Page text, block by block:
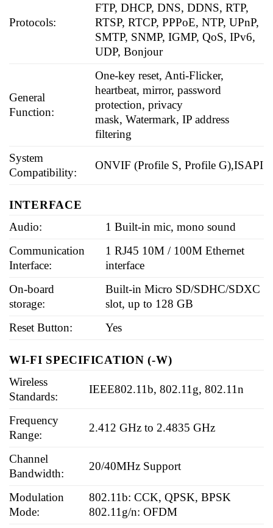
Protocols:
FTP, DHCP, DNS, DDNS, RTP,
RTSP, RTCP, PPPoE, NTP, UPnP,
SMTP, SNMP, IGMP, QoS, IPv6,
UDP, Bonjour
General
Function:
One-key reset, Anti-Flicker,
heartbeat, mirror, password
protection, privacy
mask, Watermark, IP address
filtering
System
Compatibility:
ONVIF (Profile S, Profile G),ISAPI
INTERFACE
Audio:
1 Built-in mic, mono sound
Communication
Interface:
1 RJ45 10M / 100M Ethernet
interface
On-board
storage:
Built-in Micro SD/SDHC/SDXC
slot, up to 128 GB
Reset Button:
Yes
WI-FI SPECIFICATION (-W)
Wireless
Standards:
IEEE802.11b, 802.11g, 802.11n
Frequency
Range:
2.412 GHz to 2.4835 GHz
Channel
Bandwidth:
20/40MHz Support
Modulation
Mode:
802.11b: CCK, QPSK, BPSK
802.11g/n: OFDM